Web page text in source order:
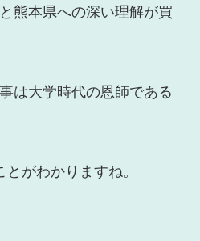
熊本県への深い理解が買
は大学時代の恩師である
がわかりますね。